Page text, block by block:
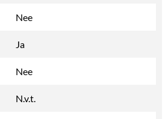
Nee
Ja
Nee
N.v.t.